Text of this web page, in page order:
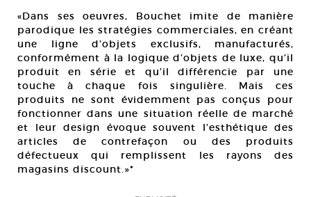
«Dans ses oeuvres, Bouchet imite de manière
parodique les stratégies commerciales, en créant
une ligne d’objets exclusifs, manufacturés,
conformément à la logique d’objets de luxe, qu’il
produit en série et qu’il différencie par une
touche à chaque fois singulière. Mais ces
produits ne sont évidemment pas conçus pour
fonctionner dans une situation réelle de marché
et leur design évoque souvent l’esthétique des
articles de contrefaçon ou des produits
défectueux qui remplissent les rayons des
magasins discount.»*